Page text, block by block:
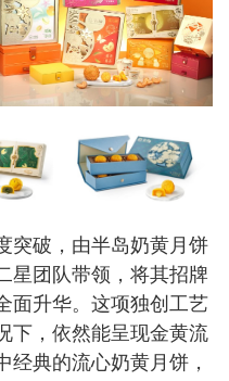
突破，由半岛奶黄月饼
星团队带领，将其招牌
面升华。这项独创工艺
下，依然能呈现金黄流
经典的流心奶黄月饼，